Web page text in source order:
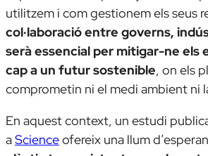
utilitzem i com gestionem els seus
col·laboració entre governs,
serà essencial per mitigar-ne els
cap a un futur sostenible, on els
comprometin ni el medi ambient ni
En aquest context, un estudi
aScienceofereix una llum